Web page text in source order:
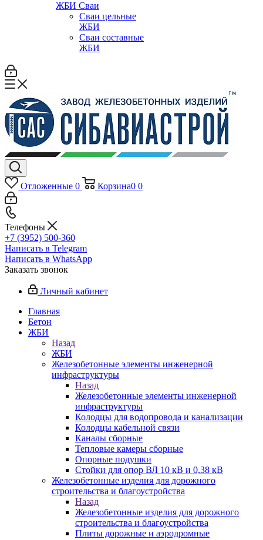
ЖБИ Сваи
Сваи цельные
ЖБИ
Сваи составные
ЖБИ
Отложенные 0 Корзина0 0
Телефоны
+7 (3952) 500-360
Написать в Telegram
Написать в WhatsApp
Заказать звонок
Личный кабинет
Главная
Бетон
ЖБИ
Назад
ЖБИ
Железобетонные элементы инженерной
инфраструктуры
Назад
Железобетонные элементы инженерной
инфраструктуры
Колодцы для водопровода и канализации
Колодцы кабельной связи
Каналы сборные
Тепловые камеры сборные
Опорные подушки
Стойки для опор ВЛ 10 кВ и 0,38 кВ
Железобетонные изделия для дорожного
строительства и благоустройства
Назад
Железобетонные изделия для дорожного
строительства и благоустройства
Плиты дорожные и аэродромные